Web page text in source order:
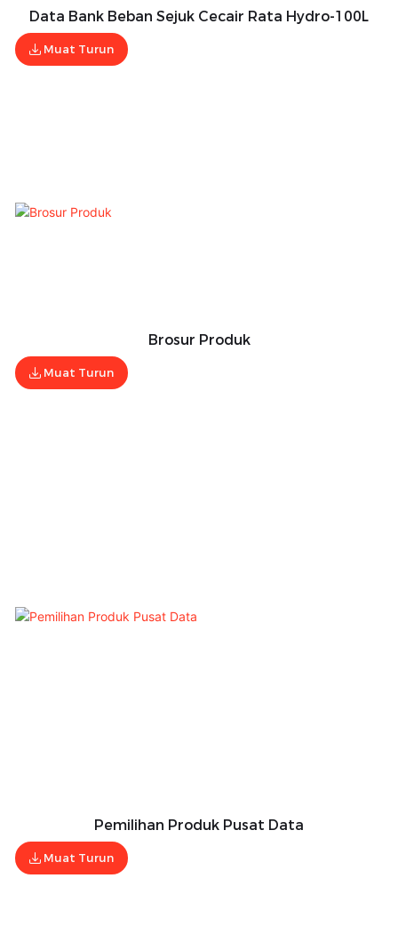
Data Bank Beban Sejuk Cecair Rata Hydro-100L
Muat Turun
Brosur Produk
Muat Turun
Pemilihan Produk Pusat Data
Muat Turun